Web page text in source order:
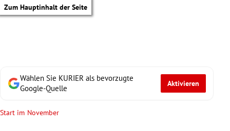
Zum Hauptinhalt der Seite
Wählen Sie KURIER als bevorzugte
Google-Quelle
Aktivieren
Start im November